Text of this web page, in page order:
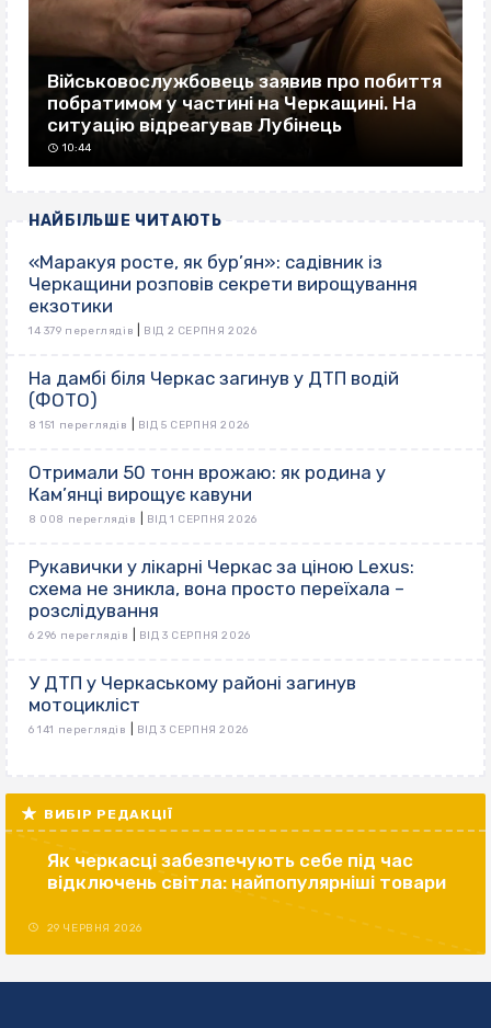
Військовослужбовець заявив про побиття
побратимом у частині на Черкащині. На
ситуацію відреагував Лубінець
10:44
НАЙБІЛЬШЕ ЧИТАЮТЬ
«Маракуя росте, як бур’ян»: садівник із
Черкащини розповів секрети вирощування
екзотики
14 379 переглядів ВІД 2 СЕРПНЯ 2026
На дамбі біля Черкас загинув у ДТП водій
(ФОТО)
8 151 переглядів ВІД 5 СЕРПНЯ 2026
Отримали 50 тонн врожаю: як родина у
Кам’янці вирощує кавуни
8 008 переглядів ВІД 1 СЕРПНЯ 2026
Рукавички у лікарні Черкас за ціною Lexus:
схема не зникла, вона просто переїхала –
розслідування
6 296 переглядів ВІД 3 СЕРПНЯ 2026
У ДТП у Черкаському районі загинув
мотоцикліст
6 141 переглядів ВІД 3 СЕРПНЯ 2026
ВИБІР РЕДАКЦІЇ
Як черкасці забезпечують себе під час
відключень світла: найпопулярніші товари
29 ЧЕРВНЯ 2026